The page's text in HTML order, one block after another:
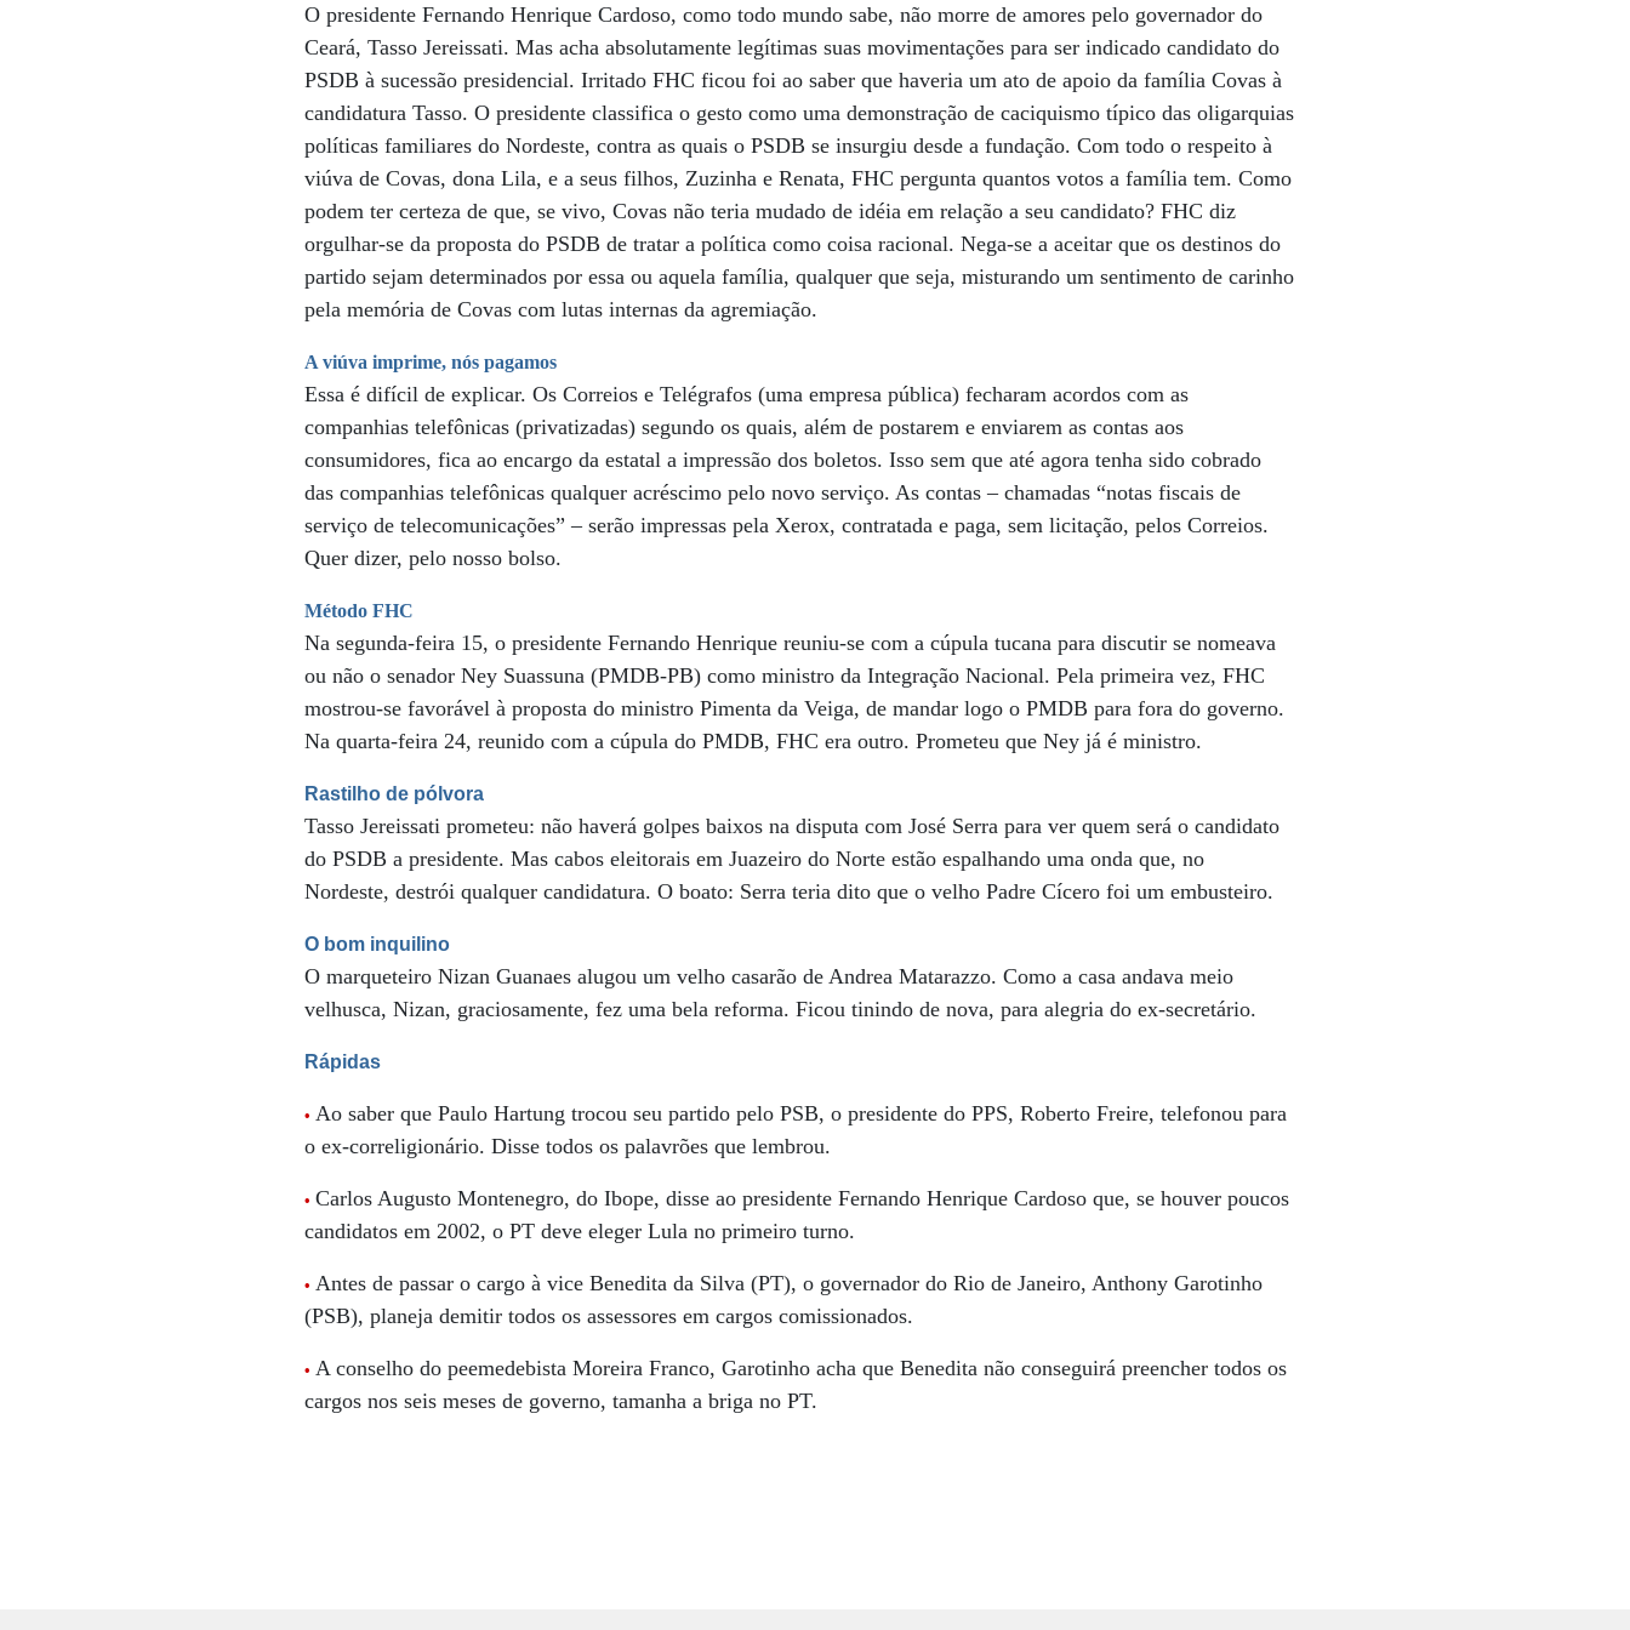
O presidente Fernando Henrique Cardoso, como todo mundo sabe, não morre de amores pelo governador do
Ceará, Tasso Jereissati. Mas acha absolutamente legítimas suas movimentações para ser indicado candidato do
PSDB à sucessão presidencial. Irritado FHC ficou foi ao saber que haveria um ato de apoio da família Covas à
candidatura Tasso. O presidente classifica o gesto como uma demonstração de caciquismo típico das oligarquias
políticas familiares do Nordeste, contra as quais o PSDB se insurgiu desde a fundação. Com todo o respeito à
viúva de Covas, dona Lila, e a seus filhos, Zuzinha e Renata, FHC pergunta quantos votos a família tem. Como
podem ter certeza de que, se vivo, Covas não teria mudado de idéia em relação a seu candidato? FHC diz
orgulhar-se da proposta do PSDB de tratar a política como coisa racional. Nega-se a aceitar que os destinos do
partido sejam determinados por essa ou aquela família, qualquer que seja, misturando um sentimento de carinho
pela memória de Covas com lutas internas da agremiação.
A viúva imprime, nós pagamos
Essa é difícil de explicar. Os Correios e Telégrafos (uma empresa pública) fecharam acordos com as
companhias telefônicas (privatizadas) segundo os quais, além de postarem e enviarem as contas aos
consumidores, fica ao encargo da estatal a impressão dos boletos. Isso sem que até agora tenha sido cobrado
das companhias telefônicas qualquer acréscimo pelo novo serviço. As contas – chamadas “notas fiscais de
serviço de telecomunicações” – serão impressas pela Xerox, contratada e paga, sem licitação, pelos Correios.
Quer dizer, pelo nosso bolso.
Método FHC
Na segunda-feira 15, o presidente Fernando Henrique reuniu-se com a cúpula tucana para discutir se nomeava
ou não o senador Ney Suassuna (PMDB-PB) como ministro da Integração Nacional. Pela primeira vez, FHC
mostrou-se favorável à proposta do ministro Pimenta da Veiga, de mandar logo o PMDB para fora do governo.
Na quarta-feira 24, reunido com a cúpula do PMDB, FHC era outro. Prometeu que Ney já é ministro.
Rastilho de pólvora
Tasso Jereissati prometeu: não haverá golpes baixos na disputa com José Serra para ver quem será o candidato
do PSDB a presidente. Mas cabos eleitorais em Juazeiro do Norte estão espalhando uma onda que, no
Nordeste, destrói qualquer candidatura. O boato: Serra teria dito que o velho Padre Cícero foi um embusteiro.
O bom inquilino
O marqueteiro Nizan Guanaes alugou um velho casarão de Andrea Matarazzo. Como a casa andava meio
velhusca, Nizan, graciosamente, fez uma bela reforma. Ficou tinindo de nova, para alegria do ex-secretário.
Rápidas
•Ao saber que Paulo Hartung trocou seu partido pelo PSB, o presidente do PPS, Roberto Freire, telefonou para
o ex-correligionário. Disse todos os palavrões que lembrou.
•Carlos Augusto Montenegro, do Ibope, disse ao presidente Fernando Henrique Cardoso que, se houver poucos
candidatos em 2002, o PT deve eleger Lula no primeiro turno.
• Antes de passar o cargo à vice Benedita da Silva (PT), o governador do Rio de Janeiro, Anthony Garotinho
(PSB), planeja demitir todos os assessores em cargos comissionados.
• A conselho do peemedebista Moreira Franco, Garotinho acha que Benedita não conseguirá preencher todos os
cargos nos seis meses de governo, tamanha a briga no PT.